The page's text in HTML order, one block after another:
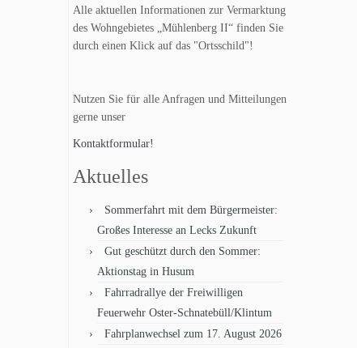
Alle aktuellen Informationen zur Vermarktung
des Wohngebietes „Mühlenberg II“ finden Sie
durch einen Klick auf das "Ortsschild"!
Nutzen Sie für alle Anfragen und Mitteilungen
gerne unser
Kontaktformular!
Aktuelles
Sommerfahrt mit dem Bürgermeister:
Großes Interesse an Lecks Zukunft
Gut geschützt durch den Sommer:
Aktionstag in Husum
Fahrradrallye der Freiwilligen
Feuerwehr Oster-Schnatebüll/Klintum
Fahrplanwechsel zum 17. August 2026